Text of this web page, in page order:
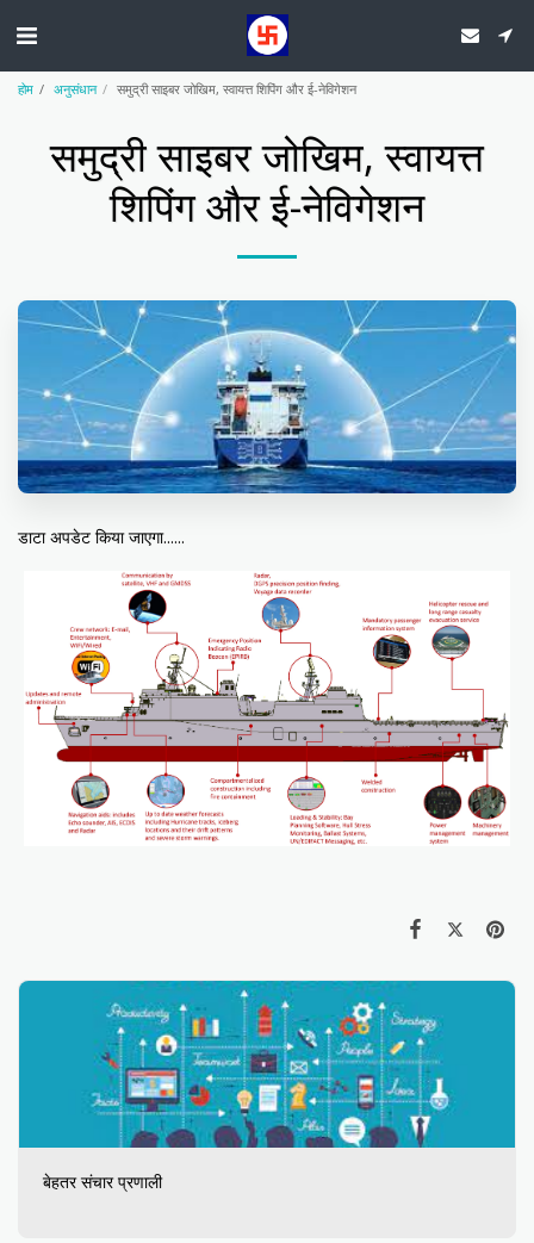
होम अनुसंधान समुद्री साइबर जोखिम, स्वायत्त शिपिंग और ई-नेविगेशन
समुद्री साइबर जोखिम, स्वायत्त
शिपिंग और ई-नेविगेशन
डाटा अपडेट किया जाएगा......
बेहतर संचार प्रणाली